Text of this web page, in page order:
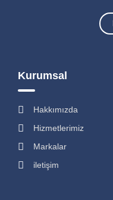
Kurumsal
Hakkımızda
Hizmetlerimiz
Markalar
iletişim